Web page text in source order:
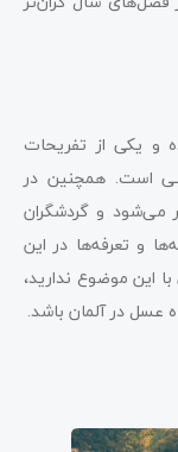
و یکی از تفریحات
است. همچنین در
می‌شود و گردشگران
و تعرفه‌ها در این
این موضوع ندارید،
عسل در آلمان باشد.